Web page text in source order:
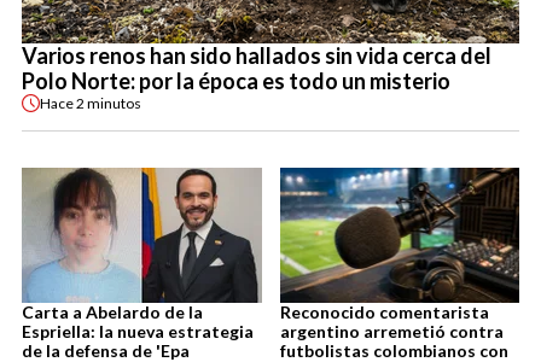
Varios renos han sido hallados sin vida cerca del
Polo Norte: por la época es todo un misterio
Hace2 minutos
Carta a Abelardo de la
Espriella: la nueva estrategia
de la defensa de 'Epa
Reconocido comentarista
argentino arremetió contra
futbolistas colombianos con